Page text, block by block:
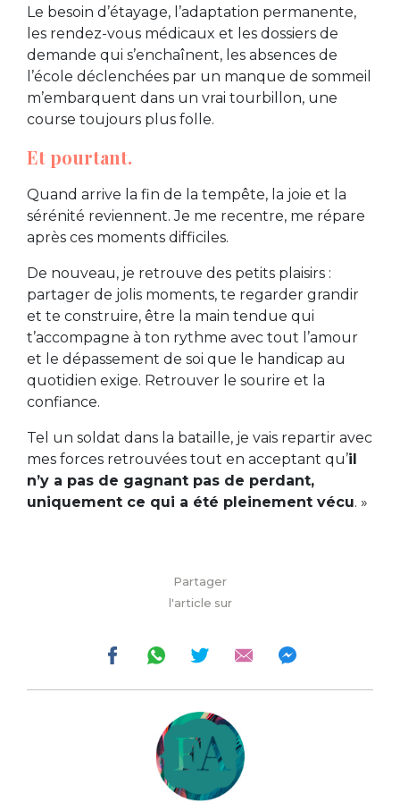
Le besoin d’étayage, l’adaptation permanente,
les rendez-vous médicaux et les dossiers de
demande qui s’enchaînent, les absences de
l’école déclenchées par un manque de sommeil
m’embarquent dans un vrai tourbillon, une
course toujours plus folle.
Et pourtant.
Quand arrive la fin de la tempête, la joie et la
sérénité reviennent. Je me recentre, me répare
après ces moments difficiles.
De nouveau, je retrouve des petits plaisirs :
partager de jolis moments, te regarder grandir
et te construire, être la main tendue qui
t’accompagne à ton rythme avec tout l’amour
et le dépassement de soi que le handicap au
quotidien exige. Retrouver le sourire et la
confiance.
Tel un soldat dans la bataille, je vais repartir avec
mes forces retrouvées tout en acceptant qu’il
n’y a pas de gagnant pas de perdant,
uniquement ce qui a été pleinement vécu. »
Partager
l'article sur